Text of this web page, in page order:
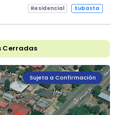
Residencial Subasta
Cerradas
Sujeta a Confirmación